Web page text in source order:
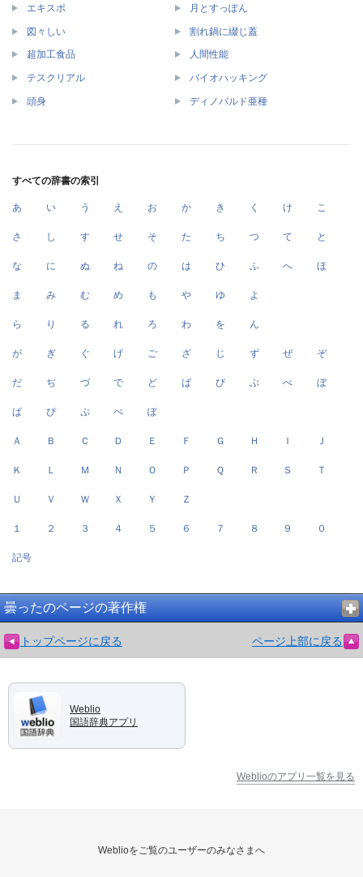
エキスポ 月とすっぽん
図々しい 割れ鍋に綴じ蓋
超加工食品 人間性能
テスクリアル バイオハッキング
頭身 ディノバルド亜種
すべての辞書の索引
あ い う え お か き く け こ
さ し す せ そ た ち つ て と
な に ぬ ね の は ひ ふ へ ほ
ま み む め も や ゆ よ
ら り る れ ろ わ を ん
が ぎ ぐ げ ご ざ じ ず ぜ ぞ
だ ぢ づ で ど ば び ぶ べ ぼ
ぱ ぴ ぷ ぺ ぽ
Ａ Ｂ Ｃ Ｄ Ｅ Ｆ Ｇ Ｈ Ｉ Ｊ
Ｋ Ｌ Ｍ Ｎ Ｏ Ｐ Ｑ Ｒ Ｓ Ｔ
Ｕ Ｖ Ｗ Ｘ Ｙ Ｚ
１ ２ ３ ４ ５ ６ ７ ８ ９ ０
記号
曇ったのページの著作権
トップページに戻る ページ上部に戻る
Weblio
国語辞典アプリ
Weblioのアプリ一覧を見る
Weblioをご覧のユーザーのみなさまへ